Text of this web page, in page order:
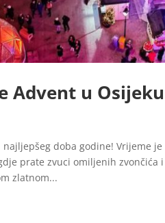
Advent u Osijeku
najljepšeg doba godine! Vrijeme
prate zvuci omiljenih
zlatnom...